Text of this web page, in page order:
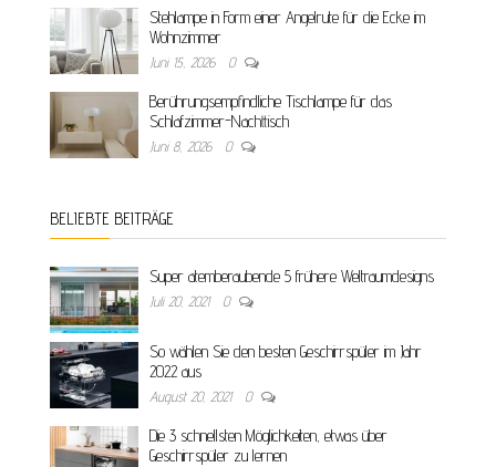
Stehlampe in Form einer Angelrute für die Ecke im
Wohnzimmer
Juni 15, 2026 0
Berührungsempfindliche Tischlampe für das
Schlafzimmer-Nachttisch
Juni 8, 2026 0
BELIEBTE BEITRÄGE
Super atemberaubende 5 frühere Weltraumdesigns
Juli 20, 2021 0
So wählen Sie den besten Geschirrspüler im Jahr
2022 aus
August 20, 2021 0
Die 3 schnellsten Möglichkeiten, etwas über
Geschirrspüler zu lernen